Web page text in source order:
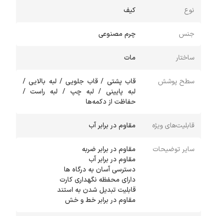
نوع کیف
جنس چرم مصنوعی
ساختار مات
سطح پوشش
قاب پشتی / قاب جلویی / لبه بالایی /
لبه پایینی / لبه چپ / لبه راست /
حفاظت از دکمه‌ها
قابلیت‌های ویژه مقاوم در برابر آب
سایر توضیحات
مقاوم در برابر آب
دسترسی آسان به درگاه ها
دارای محفظه نگهداری کارت
قابلیت تبدیل شدن به استند
مقاوم در برابر خط و خش